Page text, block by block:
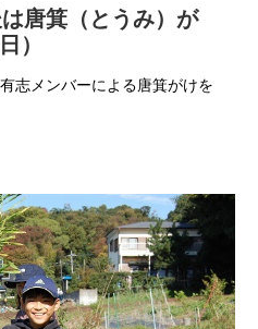
唐箕（とうみ）が
）
志メンバーによる唐箕がけを